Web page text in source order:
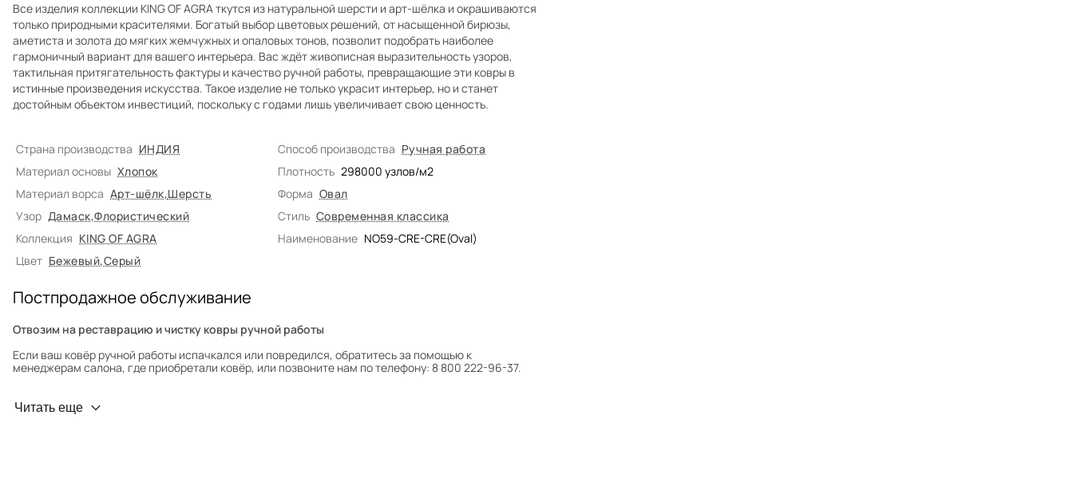
Все изделия коллекции KING OF AGRA ткутся из натуральной шерсти и арт-шёлка и окрашиваются
только природными красителями. Богатый выбор цветовых решений, от насыщенной бирюзы,
аметиста и золота до мягких жемчужных и опаловых тонов, позволит подобрать наиболее
гармоничный вариант для вашего интерьера. Вас ждёт живописная выразительность узоров,
тактильная притягательность фактуры и качество ручной работы, превращающие эти ковры в
истинные произведения искусства. Такое изделие не только украсит интерьер, но и станет
достойным объектом инвестиций, поскольку с годами лишь увеличивает свою ценность.
Страна производства ИНДИЯ Способ производства Ручная работа
Материал основы Хлопок Плотность 298000 узлов/м2
Материал ворса Арт-шёлк,Шерсть Форма Овал
Узор Дамаск,Флористический Стиль Современная классика
Коллекция KING OF AGRA Наименование NO59-CRE-CRE(Oval)
Цвет Бежевый,Серый
Постпродажное обслуживание
Отвозим на реставрацию и чистку ковры ручной работы
Если ваш ковёр ручной работы испачкался или повредился, обратитесь за помощью к
менеджерам салона, где приобретали ковёр, или позвоните нам по телефону: 8 800 222-96-37.
Профилактика износа
Читать еще